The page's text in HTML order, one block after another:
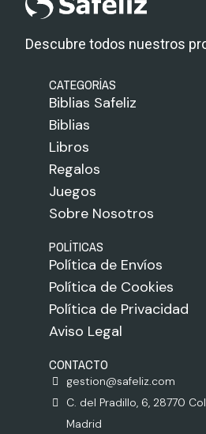
Descubre todos nuestros
CATEGORÍAS
Biblias Safeliz
Biblias
Libros
Regalos
Juegos
Sobre Nosotros
POLÍTICAS
Política de Envíos
Política de Cookies
Política de Privacidad
Aviso Legal
CONTACTO
gestion@safeliz.com
C. del Pradillo, 6, 28770
Madrid